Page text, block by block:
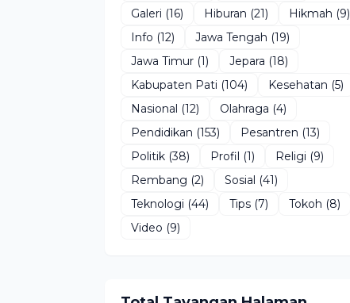
Galeri (16) Hiburan (21) Hikmah (9)
Info (12) Jawa Tengah (19)
Jawa Timur (1) Jepara (18)
Kabupaten Pati (104) Kesehatan (5)
Nasional (12) Olahraga (4)
Pendidikan (153) Pesantren (13)
Politik (38) Profil (1) Religi (9)
Rembang (2) Sosial (41)
Teknologi (44) Tips (7) Tokoh (8)
Video (9)